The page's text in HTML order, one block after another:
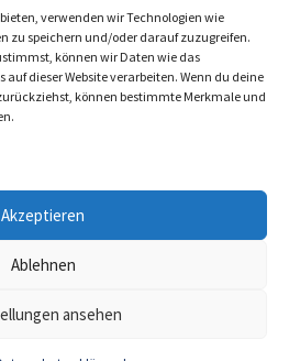
verwenden wir Technologien wie
zu speichern und/oder darauf zuzugreifen.
können wir Daten wie das
dieser Website verarbeiten. Wenn du deine
können bestimmte Merkmale und
Akzeptieren
Ablehnen
ansehen
RICHTLINIE